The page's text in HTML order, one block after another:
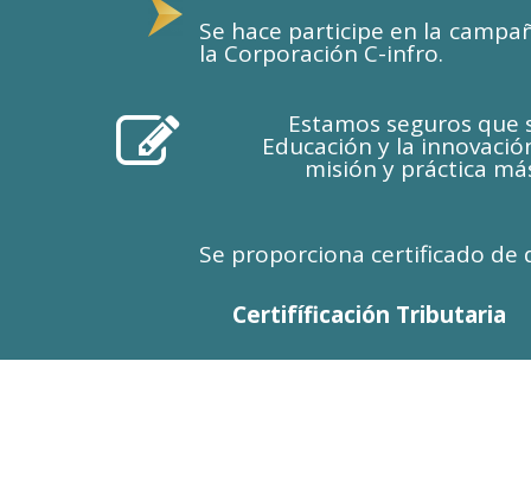
Estamos seguros
Educación y la
misión y práctica
Certifíficación Tributaria
Se proporciona certificado
Se hace participe en la
la Corporación C-infro.
